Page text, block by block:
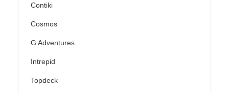
Contiki
Cosmos
G Adventures
Intrepid
Topdeck